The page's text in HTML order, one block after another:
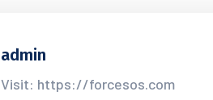
admin
Visit: https://forcesos.com